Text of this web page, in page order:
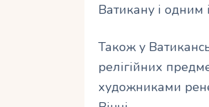
Ватикану і одним
Також у
релігійних
художниками